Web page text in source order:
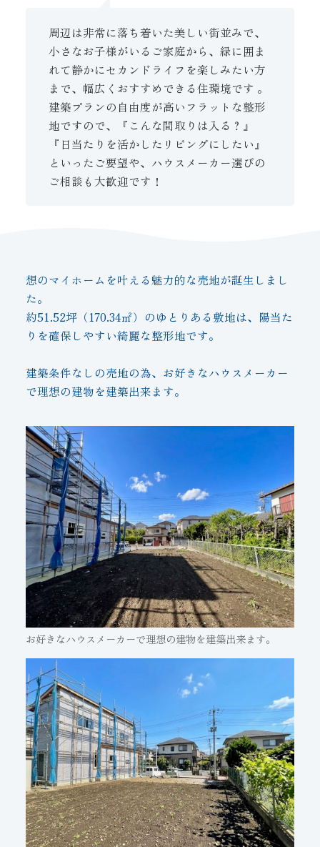
周辺は非常に落ち着いた美しい街並みで、
小さなお子様がいるご家庭から、緑に囲ま
れて静かにセカンドライフを楽しみたい方
まで、幅広くおすすめできる住環境です 。
建築プランの自由度が高いフラットな整形
地ですので、『こんな間取りは入る？』
『日当たりを活かしたリビングにしたい』
といったご要望や、ハウスメーカー選びの
ご相談も大歓迎です！
想のマイホームを叶える魅力的な売地が誕生しまし
た。
約51.52坪（170.34㎡）のゆとりある敷地は、陽当た
りを確保しやすい綺麗な整形地です。
建築条件なしの売地の為、お好きなハウスメーカー
で理想の建物を建築出来ます。
お好きなハウスメーカーで理想の建物を建築出来ます。